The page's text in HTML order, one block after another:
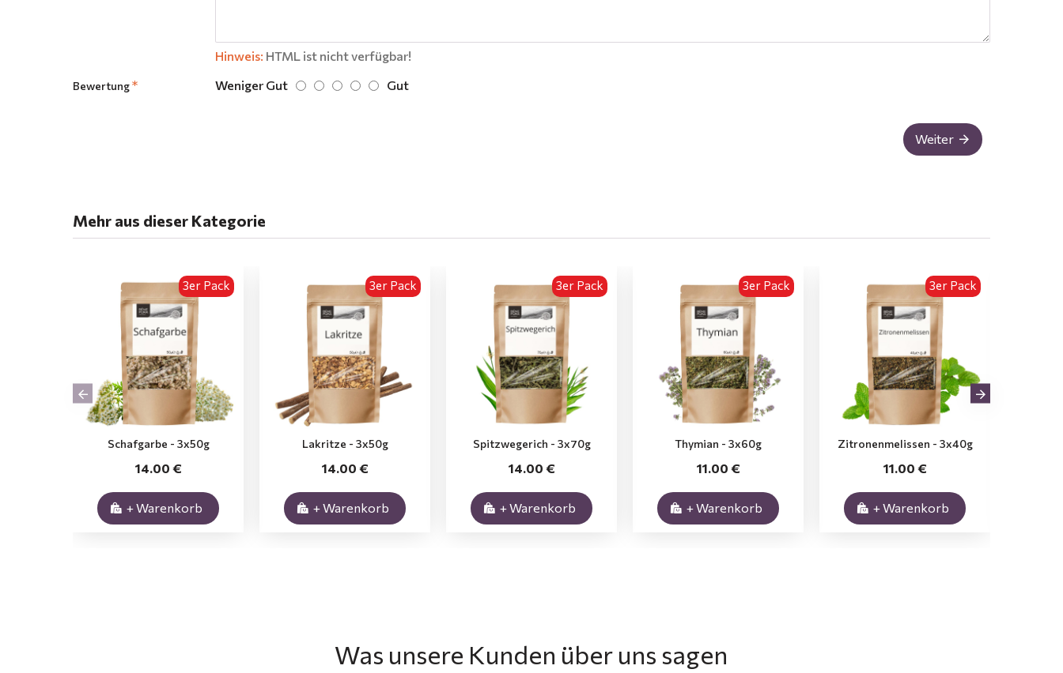
Hinweis: HTML ist nicht verfügbar!
Bewertung Weniger Gut Gut
Weiter
Mehr aus dieser Kategorie
3er Pack
Schafgarbe - 3x50g
14.00 €
+ Warenkorb
3er Pack
Lakritze - 3x50g
14.00 €
+ Warenkorb
3er Pack
Spitzwegerich - 3x70g
14.00 €
+ Warenkorb
3er Pack
Thymian - 3x60g
11.00 €
+ Warenkorb
3er Pack
Zitronenmelissen - 3x40g
11.00 €
+ Warenkorb
Was unsere Kunden über uns sagen